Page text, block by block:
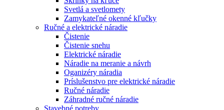
Svetlá a svetlomety
Zamykateľné okenné kľučky
Ručné a elektrické náradie
Čistenie
Čistenie snehu
Elektrické náradie
Náradie na meranie a návrh
Oganizéry náradia
Príslušenstvo pre elektrické náradie
Ručné náradie
Záhradné ručné náradie
Stavebné potreby